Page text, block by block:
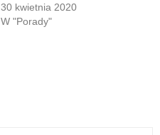
30 kwietnia 2020
W "Porady"